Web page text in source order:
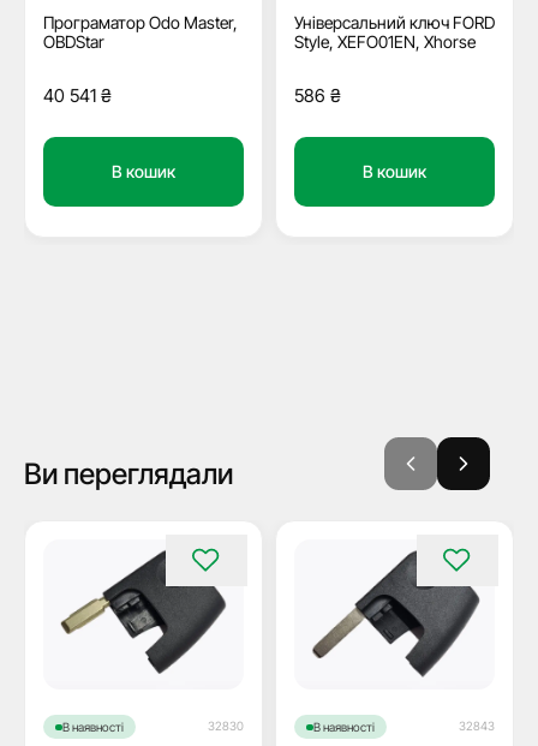
Програматор Odo Master,
OBDStar
40 541 ₴
В кошик
Універсальний ключ FORD
Style, XEFO01EN, Xhorse
586 ₴
В кошик
Ви переглядали
В наявності 32830 В наявності 32843